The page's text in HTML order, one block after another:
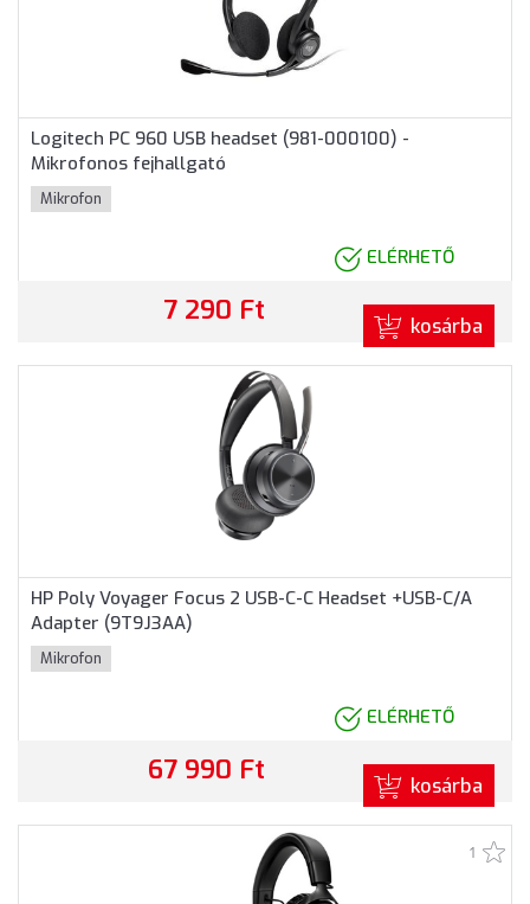
Logitech PC 960 USB headset (981-000100) -
Mikrofonos fejhallgató
Mikrofon
ELÉRHETŐ
7 290 Ft kosárba
HP Poly Voyager Focus 2 USB-C-C Headset +USB-C/A
Adapter (9T9J3AA)
Mikrofon
ELÉRHETŐ
67 990 Ft kosárba
1